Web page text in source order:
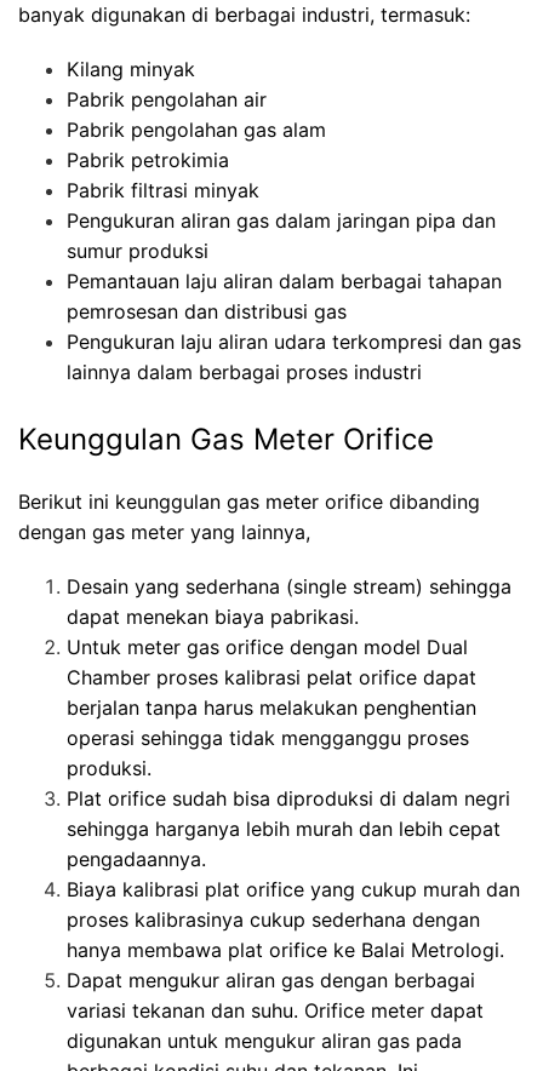
banyak digunakan di berbagai industri, termasuk:
Kilang minyak
Pabrik pengolahan air
Pabrik pengolahan gas alam
Pabrik petrokimia
Pabrik filtrasi minyak
Pengukuran aliran gas dalam jaringan pipa dan
sumur produksi
Pemantauan laju aliran dalam berbagai tahapan
pemrosesan dan distribusi gas
Pengukuran laju aliran udara terkompresi dan gas
lainnya dalam berbagai proses industri
Keunggulan Gas Meter Orifice
Berikut ini keunggulan gas meter orifice dibanding
dengan gas meter yang lainnya,
Desain yang sederhana (single stream) sehingga
dapat menekan biaya pabrikasi.
Untuk meter gas orifice dengan model Dual
Chamber proses kalibrasi pelat orifice dapat
berjalan tanpa harus melakukan penghentian
operasi sehingga tidak mengganggu proses
produksi.
Plat orifice sudah bisa diproduksi di dalam negri
sehingga harganya lebih murah dan lebih cepat
pengadaannya.
Biaya kalibrasi plat orifice yang cukup murah dan
proses kalibrasinya cukup sederhana dengan
hanya membawa plat orifice ke Balai Metrologi.
Dapat mengukur aliran gas dengan berbagai
variasi tekanan dan suhu. Orifice meter dapat
digunakan untuk mengukur aliran gas pada